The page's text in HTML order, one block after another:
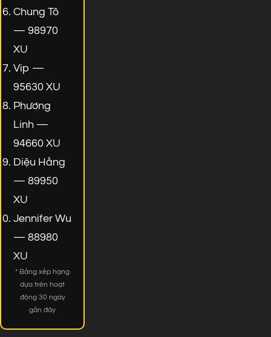
Chung Tô
— 98970
XU
Vip —
95630 XU
Phương
Linh —
94660 XU
Diệu Hằng
— 89950
XU
Jennifer Wu
— 88980
XU
* Bảng xếp hạng
dựa trên hoạt
động 30 ngày
gần đây